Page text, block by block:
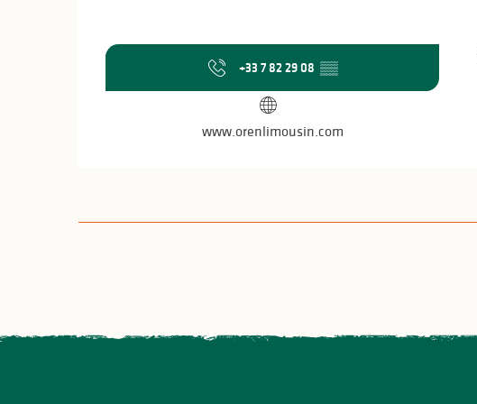
+33 7 82 29 08 ▒▒
www.orenlimousin.com